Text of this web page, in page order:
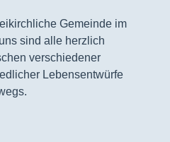
Gemeinde im
sind alle herzlich
verschiedener
Lebensentwürfe